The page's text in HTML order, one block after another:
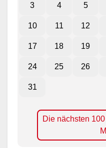
3 4 5
10 11 12
17 18 19
24 25 26
31
Die nächsten